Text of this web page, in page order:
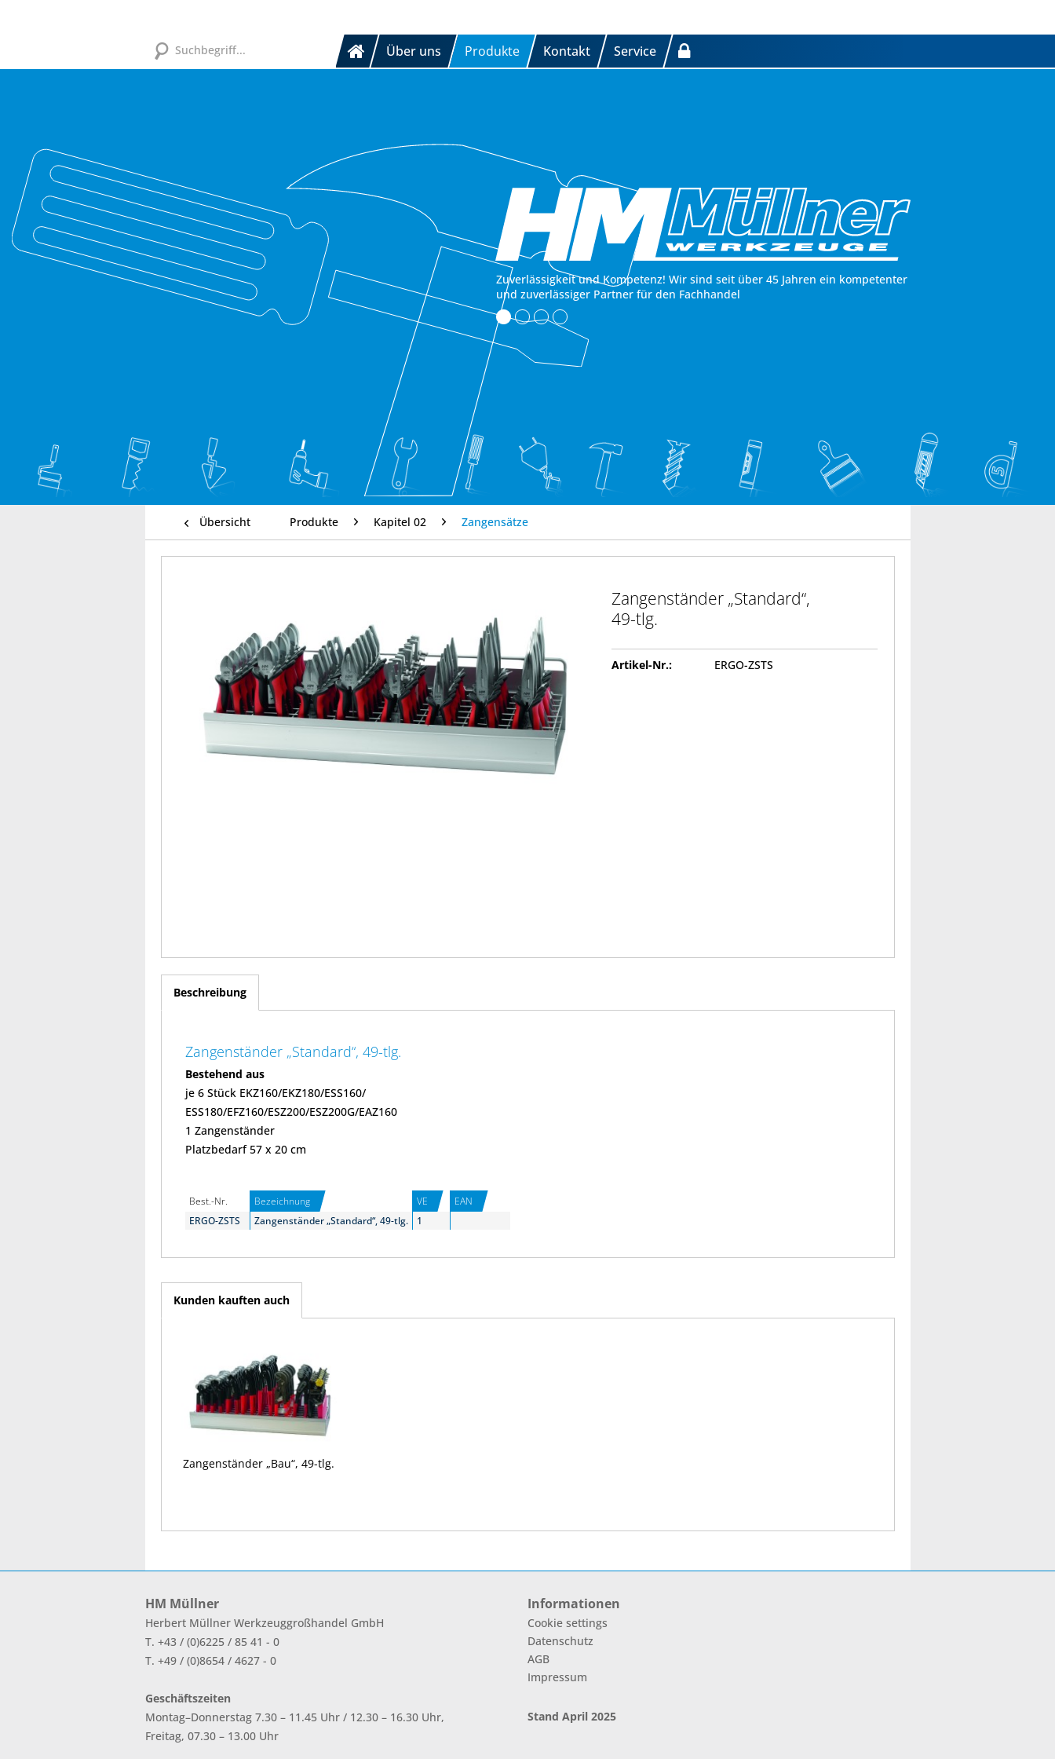
Über uns Produkte Kontakt Service
Zuverlässigkeit und Kompetenz! Wir sind seit über 45 Jahren ein kompetenter
und zuverlässiger Partner für den Fachhandel
Übersicht Produkte Kapitel 02 Zangensätze
Zangenständer „Standard“,
49-tlg.
Artikel-Nr.: ERGO-ZSTS
Beschreibung
Zangenständer „Standard“, 49-tlg.
Bestehend aus
je 6 Stück EKZ160/EKZ180/ESS160/
ESS180/EFZ160/ESZ200/ESZ200G/EAZ160
1 Zangenständer
Platzbedarf 57 x 20 cm
Best.-Nr. Bezeichnung VE
EAN
ERGO-ZSTS
Zangenständer „Standard“, 49-tlg. 1
Kunden kauften auch
Zangenständer „Bau“, 49-tlg.
HM Müllner
Herbert Müllner Werkzeuggroßhandel GmbH
T. +43 / (0)6225 / 85 41 - 0
T. +49 / (0)8654 / 4627 - 0
Geschäftszeiten
Montag–Donnerstag 7.30 – 11.45 Uhr / 12.30 – 16.30 Uhr,
Freitag, 07.30 – 13.00 Uhr
Informationen
Cookie settings
Datenschutz
AGB
Impressum
Stand April 2025